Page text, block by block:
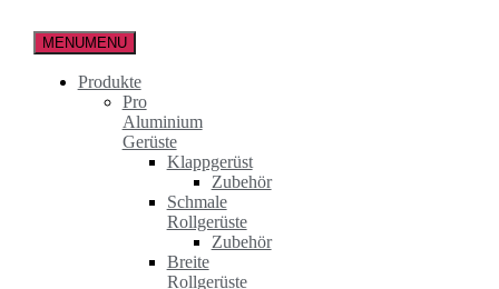
Inhalt
springen
MENUMENU
Produkte
Pro
Aluminium
Gerüste
Klappgerüst
Zubehör
Schmale
Rollgerüste
Zubehör
Breite
Rollgerüste